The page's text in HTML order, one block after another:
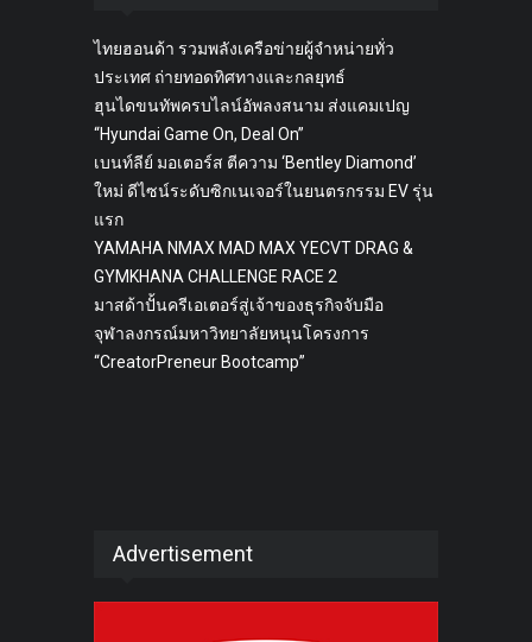
ไทยฮอนด้า รวมพลังเครือข่ายผู้จำหน่ายทั่ว
ประเทศ ถ่ายทอดทิศทางและกลยุทธ์
ฮุนไดขนทัพครบไลน์อัพลงสนาม ส่งแคมเปญ
“Hyundai Game On, Deal On”
เบนท์ลีย์ มอเตอร์ส ตีความ ‘Bentley Diamond’
ใหม่ ดีไซน์ระดับซิกเนเจอร์ในยนตรกรรม EV รุ่น
แรก
YAMAHA NMAX MAD MAX YECVT DRAG &
GYMKHANA CHALLENGE RACE 2
มาสด้าปั้นครีเอเตอร์สู่เจ้าของธุรกิจจับมือ
จุฬาลงกรณ์มหาวิทยาลัยหนุนโครงการ
“CreatorPreneur Bootcamp”
Advertisement